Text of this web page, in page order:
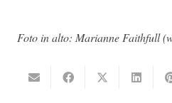
Foto in alto: Marianne Faithfull